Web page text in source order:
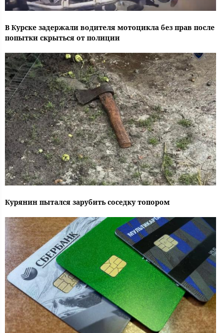
В Курске задержали водителя мотоцикла без прав после
попытки скрыться от полиции
Курянин пытался зарубить соседку топором